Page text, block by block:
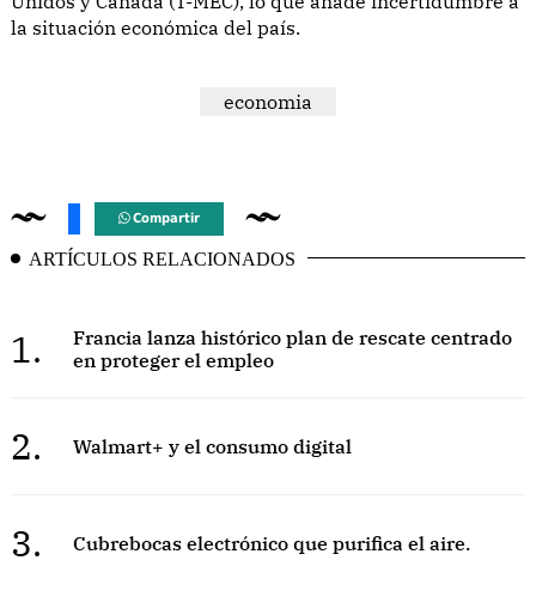
la situación económica del país.
economia
Compartir
ARTÍCULOS RELACIONADOS
1.
Francia lanza histórico plan de rescate centrado
en proteger el empleo
2. Walmart+ y el consumo digital
3. Cubrebocas electrónico que purifica el aire.